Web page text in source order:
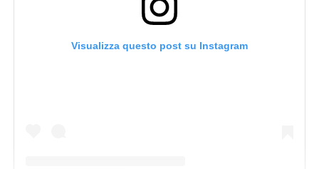
Visualizza questo post su Instagram